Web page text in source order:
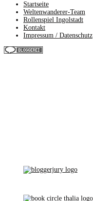
Startseite
Weltenwanderer-Team
Rollenspiel Ingolstadt
Kontakt
Impressum / Datenschutz